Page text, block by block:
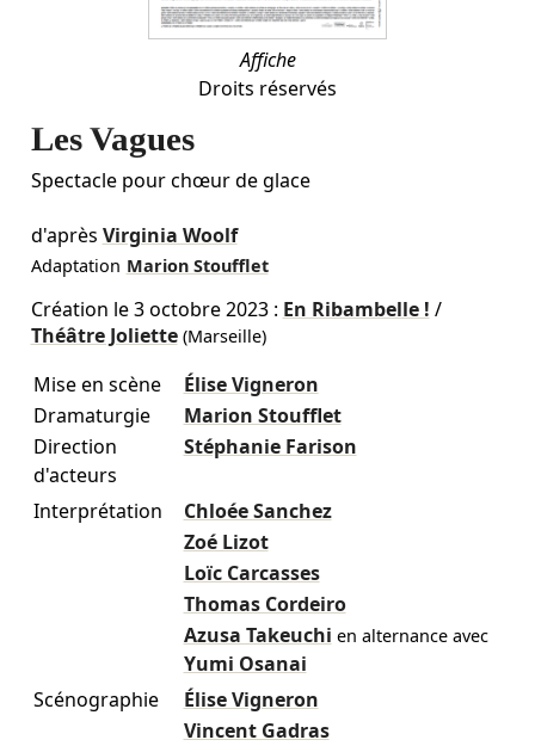
Affiche
Droits réservés
Les Vagues
Spectacle pour chœur de glace
d'après Virginia Woolf
Adaptation Marion Stoufflet
Création le3 octobre 2023: En Ribambelle ! /
Théâtre Joliette(Marseille)
Mise en scène
Élise Vigneron
Dramaturgie
Marion Stoufflet
Direction
d'acteurs
Stéphanie Farison
Interprétation
Chloée Sanchez
Zoé Lizot
Loïc Carcasses
Thomas Cordeiro
Azusa Takeuchi en alternance avec
Yumi Osanai
Scénographie
Élise Vigneron
Vincent Gadras